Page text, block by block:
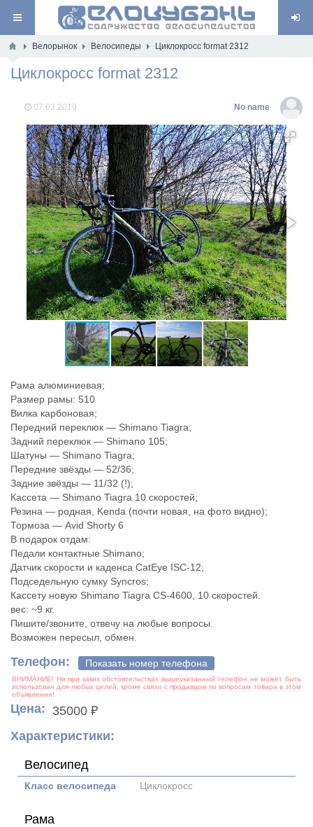
Велорынок Велосипеды Циклокросс format 2312
Циклокросс format 2312
07.03.2019 No name
Рама алюминиевая;
Размер рамы: 510
Вилка карбоновая;
Передний переклюк — Shimano Tiagra;
Задний переклюк — Shimano 105;
Шатуны — Shimano Tiagra;
Передние звёзды — 52/36;
Задние звёзды — 11/32 (!);
Кассета — Shimano Tiagra 10 скоростей;
Резина — родная, Kenda (почти новая, на фото видно);
Тормоза — Avid Shorty 6
В подарок отдам:
Педали контактные Shimano;
Датчик скорости и каденса CatEye ISC-12;
Подседельную сумку Syncros;
Кассету новую Shimano Tiagra CS-4600, 10 скоростей.
вес: ~9 кг.
Пишите/звоните, отвечу на любые вопросы.
Возможен пересыл, обмен.
Телефон: Показать номер телефона
Цена: 35000 ₽
Характеристики:
Велосипед
Класс велосипеда Циклокросс
Рама